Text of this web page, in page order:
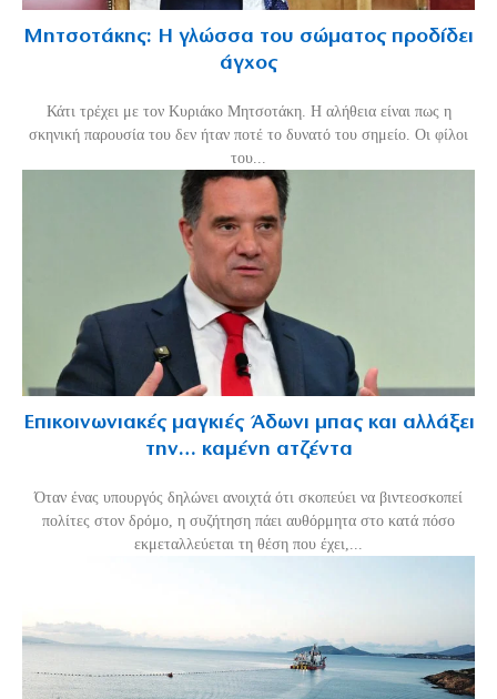
Μητσοτάκης: Η γλώσσα του σώματος προδίδει
άγχος
Κάτι τρέχει με τον Κυριάκο Μητσοτάκη. Η αλήθεια είναι πως η
σκηνική παρουσία του δεν ήταν ποτέ το δυνατό του σημείο. Οι φίλοι
του...
Επικοινωνιακές μαγκιές Άδωνι μπας και αλλάξει
την… καμένη ατζέντα
Όταν ένας υπουργός δηλώνει ανοιχτά ότι σκοπεύει να βιντεοσκοπεί
πολίτες στον δρόμο, η συζήτηση πάει αυθόρμητα στο κατά πόσο
εκμεταλλεύεται τη θέση που έχει,...